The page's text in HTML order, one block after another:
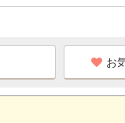
お